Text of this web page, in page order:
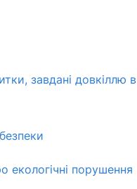
завдані довкіллю в
екологічні порушення